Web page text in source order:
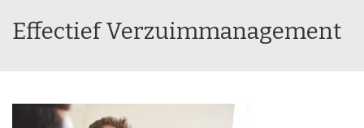
Effectief Verzuimmanagement